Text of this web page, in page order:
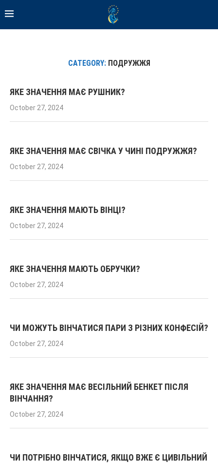
CATEGORY: ПОДРУЖЖЯ
ЯКЕ ЗНАЧЕННЯ МАЄ РУШНИК?
October 27, 2024
ЯКЕ ЗНАЧЕННЯ МАЄ СВІЧКА У ЧИНІ ПОДРУЖЖЯ?
October 27, 2024
ЯКЕ ЗНАЧЕННЯ МАЮТЬ ВІНЦІ?
October 27, 2024
ЯКЕ ЗНАЧЕННЯ МАЮТЬ ОБРУЧКИ?
October 27, 2024
ЧИ МОЖУТЬ ВІНЧАТИСЯ ПАРИ З РІЗНИХ КОНФЕСІЙ?
October 27, 2024
ЯКЕ ЗНАЧЕННЯ МАЄ ВЕСІЛЬНИЙ БЕНКЕТ ПІСЛЯ
ВІНЧАННЯ?
October 27, 2024
ЧИ ПОТРІБНО ВІНЧАТИСЯ, ЯКЩО ВЖЕ Є ЦИВІЛЬНИЙ